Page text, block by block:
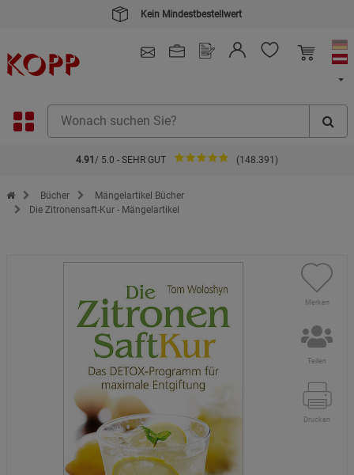
Kein Mindestbestellwert
4.91 / 5.0 - SEHR GUT (148.391)
Zur Startseite des Kopp Verlag Online-Shop
Bücher
Mängelartikel Bücher
Die Zitronensaft-Kur - Mängelartikel
Merken
Teilen
Drucken